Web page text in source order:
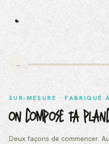
←
SUR-MESURE · FABRIQUÉ
ON COMPOSE TA
Deux façons de commencer.